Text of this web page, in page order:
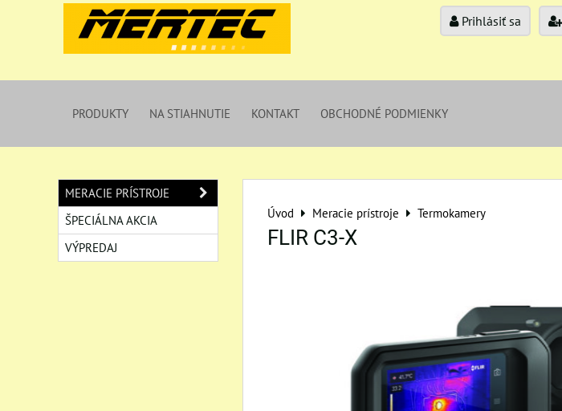
Prihlásiť sa
PRODUKTY NA STIAHNUTIE KONTAKT OBCHODNÉ PODMIENKY
Úvod Meracie prístroje Termokamery
FLIR C3-X
MERACIE PRÍSTROJE
ŠPECIÁLNA AKCIA
VÝPREDAJ